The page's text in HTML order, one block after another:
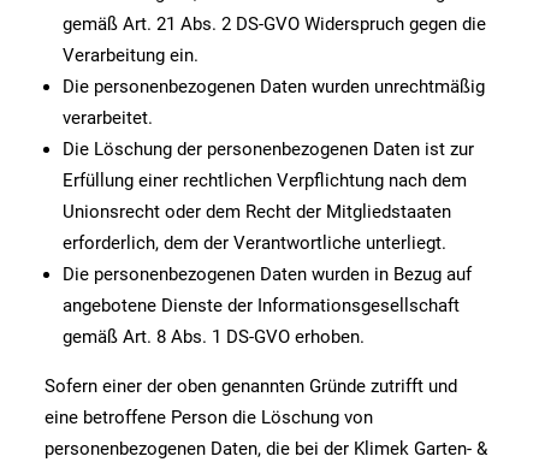
gemäß Art. 21 Abs. 2 DS-GVO Widerspruch gegen die
Verarbeitung ein.
Die personenbezogenen Daten wurden unrechtmäßig
verarbeitet.
Die Löschung der personenbezogenen Daten ist zur
Erfüllung einer rechtlichen Verpflichtung nach dem
Unionsrecht oder dem Recht der Mitgliedstaaten
erforderlich, dem der Verantwortliche unterliegt.
Die personenbezogenen Daten wurden in Bezug auf
angebotene Dienste der Informationsgesellschaft
gemäß Art. 8 Abs. 1 DS-GVO erhoben.
Sofern einer der oben genannten Gründe zutrifft und
eine betroffene Person die Löschung von
personenbezogenen Daten, die bei der Klimek Garten- &